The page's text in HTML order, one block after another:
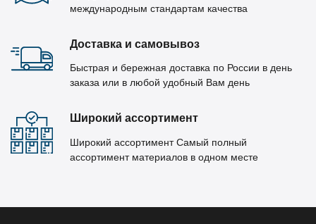
международным стандартам качества
Доставка и самовывоз
Быстрая и бережная доставка по России в день
заказа или в любой удобный Вам день
Широкий ассортимент
Широкий ассортимент Самый полный
ассортимент материалов в одном месте